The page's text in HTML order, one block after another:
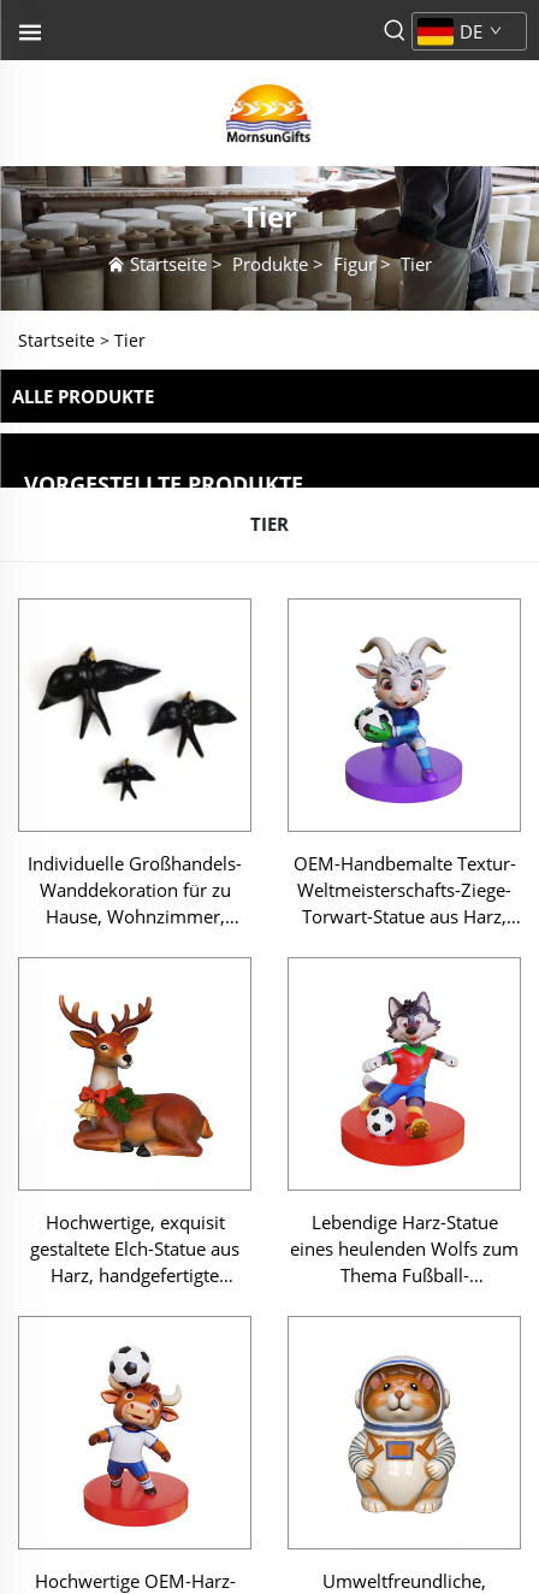
DE
Tier
Startseite > Produkte > Figur>Tier
Startseite > Tier
ALLE PRODUKTE
VORGESTELLTE PRODUKTE
TIER
Individuelle Großhandels-
Wanddekoration für zu
Hause, Wohnzimmer,
Kunstskulptur, einzigartiges
Keramik-Schwalben-
Statuen-Set
OEM-Handbemalte Textur-
Weltmeisterschafts-Ziege-
Torwart-Statue aus Harz,
Kunsthandwerk für den
europäischen Markt
Hochwertige, exquisit
gestaltete Elch-Statue aus
Harz, handgefertigte
Kollektion, Garten-
Schmuck, luxuriöse
Individualanfertigung
Lebendige Harz-Statue
eines heulenden Wolfs zum
Thema Fußball-
individuell anpassbar,
hochwertige Kunst- und
Bastelfigur für den
europäisch-amerikanischen
Markt
Hochwertige OEM-Harz-
Umweltfreundliche,